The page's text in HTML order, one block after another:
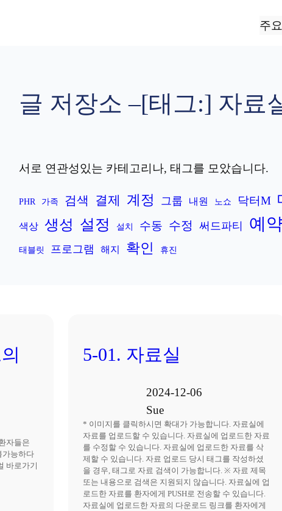
주
글 저장소 –[태그:] 자료
서로 연관성있는 카테고리나, 태그를 모았습니다.
PHR 가족 검색 결제 계정 그룹 내원 노쇼 닥터M
색상 생성 설정 설치 수동 수정 써드파티 예
태블릿 프로그램 해지 확인 휴진
자들은
가능하다
바로가기
5-01. 자료실
2024-12-06
Sue
* 이미지를 클릭하시면 확대가 가능합니다. 자료실에
자료를 업로드할 수 있습니다. 자료실에 업로드한 자료
를 수정할 수 있습니다. 자료실에 업로드한 자료를 삭
제할 수 있습니다. 자료 업로드 당시 태그를 작성하셨
을 경우, 태그로 자료 검색이 가능합니다. ※ 자료 제목
또는 내용으로 검색은 지원되지 않습니다. 자료실에 업
로드한 자료를 환자에게 PUSH로 전송할 수 있습니다.
자료실에 업로드한 자료의 다운로드 링크를 환자에게